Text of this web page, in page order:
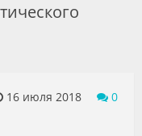
16 июля 2018
0